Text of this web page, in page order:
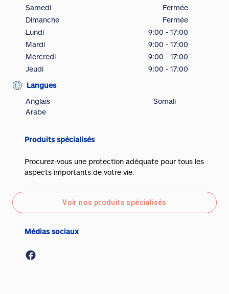
Samedi
Fermée
Dimanche
Fermée
Lundi
9:00 - 17:00
Mardi
9:00 - 17:00
Mercredi
9:00 - 17:00
Jeudi
9:00 - 17:00
Langues
Anglais
Arabe
Somali
Produits spécialisés
Procurez-vous une protection adéquate pour tous les
aspects importants de votre vie.
Voir nos produits spécialisés
Médias sociaux